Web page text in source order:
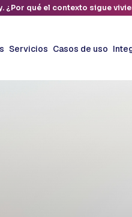
¿Por qué el contexto sigue
Servicios Casos de uso